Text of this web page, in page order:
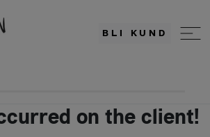
BLI KUND
on the client!